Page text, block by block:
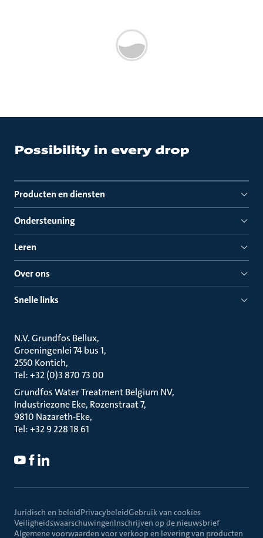
Producten en diensten
Ondersteuning
Leren
Over ons
Snelle links
N.V. Grundfos Bellux
Groeningenlei 74 bus 1
2550 Kontich
Tel: +32 (0)3 870 73 00
Grundfos Water Treatment Belgium NV
Industriezone Eke, Rozenstraat 7
9810 Nazareth-Eke
Tel: +32 9 228 18 61
Juridisch en beleidPrivacybeleidGebruik van cookies
VeiligheidswaarschuwingenInschrijven op de nieuwsbrief
Algemene voorwaarden voor verkoop en levering van producten